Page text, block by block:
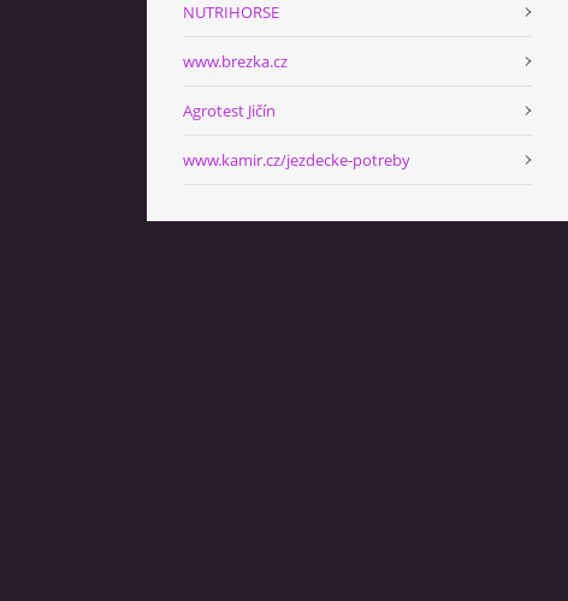
NUTRIHORSE
www.brezka.cz
Agrotest Jičín
www.kamir.cz/jezdecke-potreby